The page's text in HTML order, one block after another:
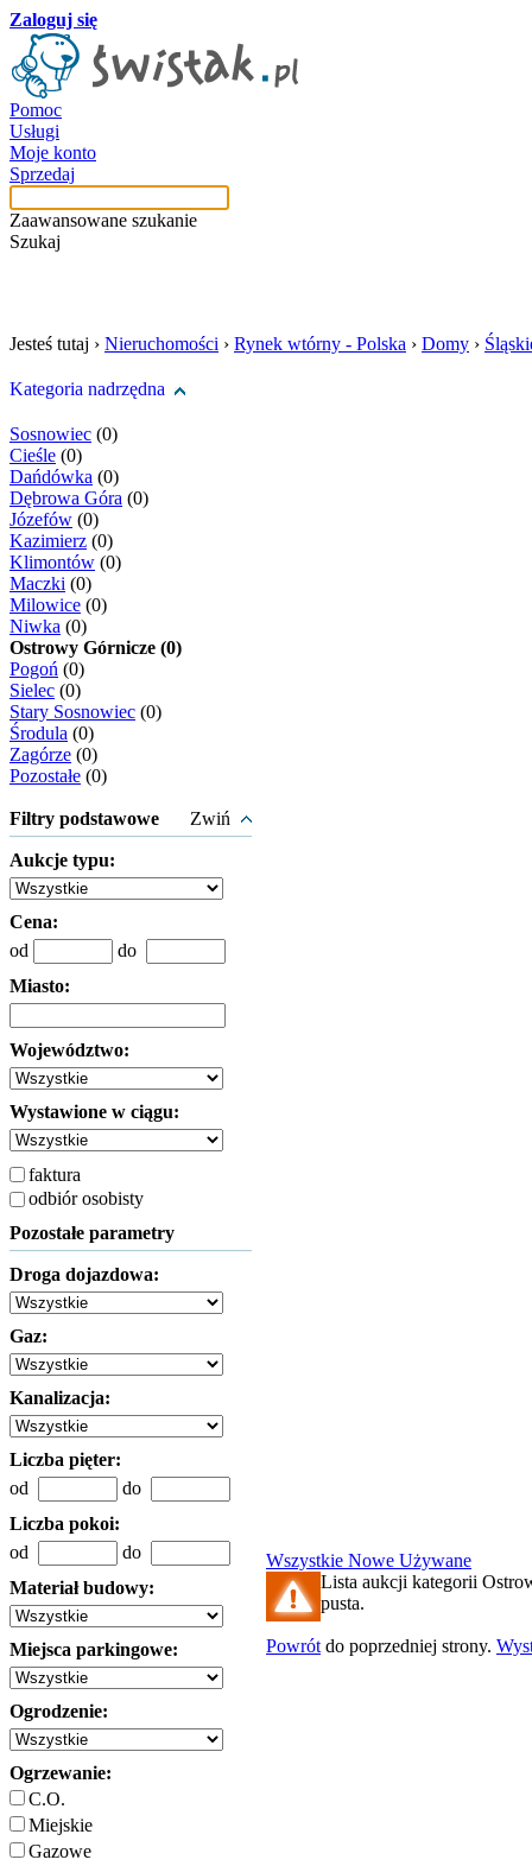
Zaloguj się
Pomoc
Usługi
Moje konto
Sprzedaj
Zaawansowane szukanie
Szukaj
Jesteś tutaj › Nieruchomości › Rynek wtórny - Polska › Domy ›
Kategoria nadrzędna
Sosnowiec (0)
Cieśle (0)
Dańdówka (0)
Dębrowa Góra (0)
Józefów (0)
Kazimierz (0)
Klimontów (0)
Maczki (0)
Milowice (0)
Niwka (0)
Ostrowy Górnicze (0)
Pogoń (0)
Sielec (0)
Stary Sosnowiec (0)
Środula (0)
Zagórze (0)
Pozostałe (0)
Filtry podstawowe Zwiń
Aukcje typu:
Cena:
od
do
Miasto:
Województwo:
Wystawione w ciągu:
faktura
odbiór osobisty
Pozostałe parametry
Droga dojazdowa:
Gaz:
Kanalizacja:
Liczba pięter:
od
do
Liczba pokoi:
od
do
Materiał budowy:
Miejsca parkingowe:
Ogrodzenie:
Ogrzewanie:
C.O.
Miejskie
Gazowe
Wszystkie Nowe Używane
Lista aukcji kategorii
pusta.
Powrót do poprzedniej strony.